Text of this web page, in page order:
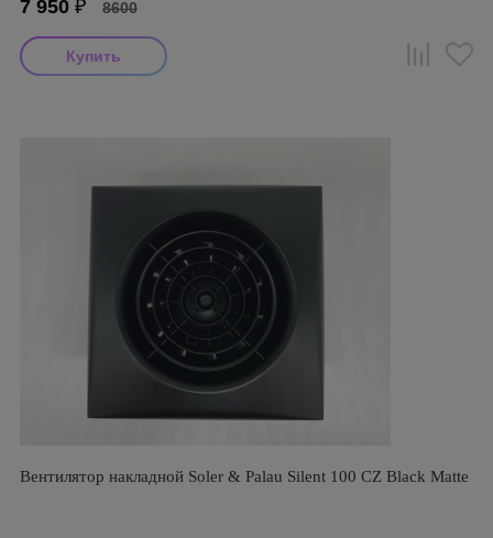
7 950 ₽ 8600
Вентилятор накладной Soler & Palau Silent 100 CZ Black Matte